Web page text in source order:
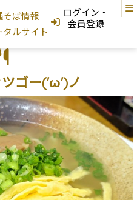
そば情報
タルサイト
ド検索
町 名護市 宜野座村 恩納村 金武町
谷町 北中城村 宜野湾市 中城村
ログイン・
会員登録
ゴー('ω')ノ